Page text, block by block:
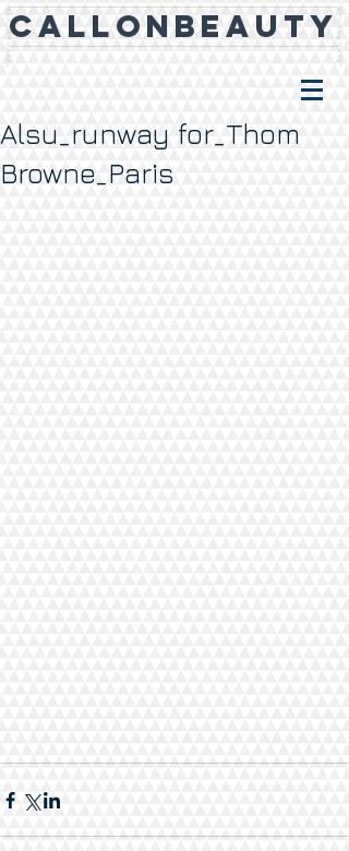
CALLONBEAUTY
Alsu_runway for_Thom
Browne_Paris